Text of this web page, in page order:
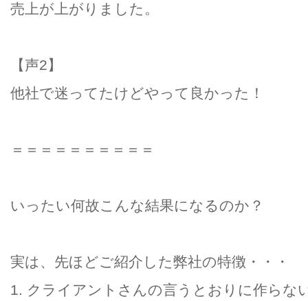
売上が上がりました。
【声2】
他社で迷ってたけどやって良かった！
＝＝＝＝＝＝＝＝＝＝
いったい何故こんな結果になるのか？
実は、先ほどご紹介した弊社の特徴・・・
1. クライアントさんの言うとおりに作らな